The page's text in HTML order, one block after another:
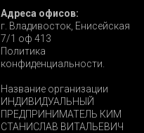
Адреса офисов:
г. Владивосток, Енисейская
7/1 оф 413
Политика
конфиденциальности.
Название организации
ИНДИВИДУАЛЬНЫЙ
ПРЕДПРИНИМАТЕЛЬ КИМ
СТАНИСЛАВ ВИТАЛЬЕВИЧ